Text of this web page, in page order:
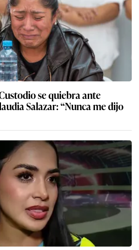
se quiebra ante
Salazar: “Nunca me dijo